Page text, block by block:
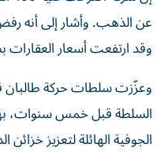
عن الذهب. وأشار إلى أنه
وقد ارتفعت أسعار
وعزّزت سلطات حركة طالبان
السلطة قبل خمس سنوات،
الجوفية الهائلة لتعزيز خزائن